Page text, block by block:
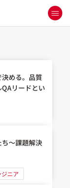
める。品質
リードとい
～課題解決
ニア